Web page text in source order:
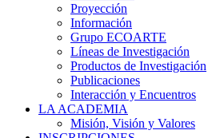
Proyección
Información
Grupo ECOARTE
Líneas de Investigación
Productos de Investigación
Publicaciones
Interacción y Encuentros
LA ACADEMIA
Misión, Visión y Valores